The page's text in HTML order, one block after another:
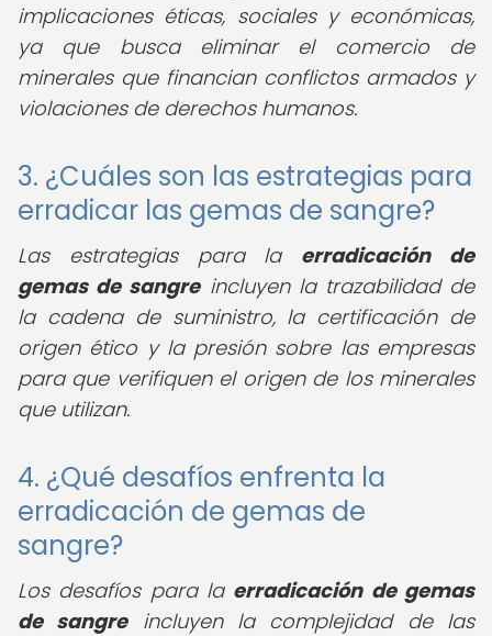
implicaciones éticas, sociales y económicas,
ya que busca eliminar el comercio de
minerales que financian conflictos armados y
violaciones de derechos humanos.
3. ¿Cuáles son las estrategias para
erradicar las gemas de sangre?
Las estrategias para la erradicación de
gemas de sangreincluyen la trazabilidad de
la cadena de suministro, la certificación de
origen ético y la presión sobre las empresas
para que verifiquen el origen de los minerales
que utilizan.
4. ¿Qué desafíos enfrenta la
erradicación de gemas de
sangre?
Los desafíos para la erradicación de gemas
de sangreincluyen la complejidad de las